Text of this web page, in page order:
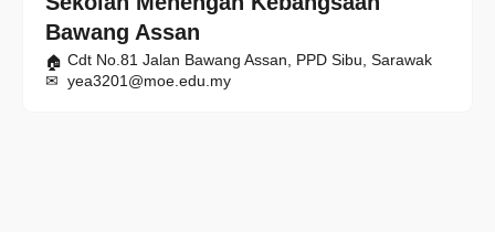
Bawang Assan
Cdt No.81 Jalan Bawang Assan, PPD Sibu, Sarawak
yea3201@moe.edu.my